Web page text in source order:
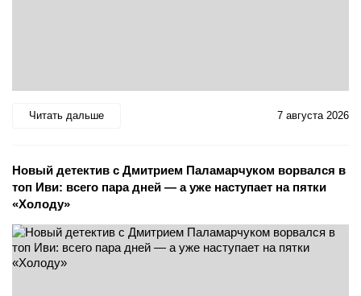
Читать дальше 7 августа 2026
Новый детектив с Дмитрием Паламарчуком ворвался в
топ Иви: всего пара дней — а уже наступает на пятки
«Холоду»